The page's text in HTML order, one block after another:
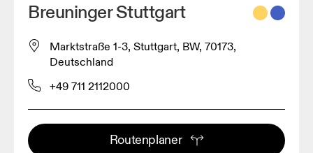
Breuninger Stuttgart
Marktstraße 1-3, Stuttgart, BW, 70173,
Deutschland
+49 711 2112000
Routenplaner